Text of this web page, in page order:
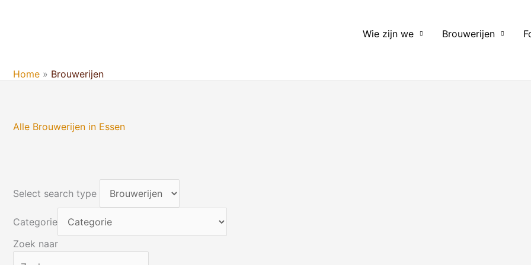
Wie zijn we Brouwerijen
Home Brouwerijen
Alle Brouwerijen in Essen
Select search type
Categorie
Zoek naar